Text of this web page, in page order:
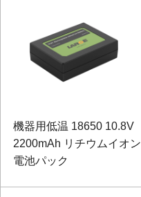
機器用低温 18650 10.8V
2200mAh リチウムイオン
電池パック